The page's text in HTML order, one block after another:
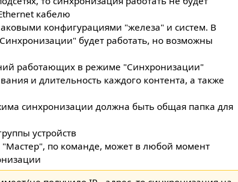
кабелю
конфигурациями "железа" и систем. В
будет работать, но возможны
работающих в режиме "Синхронизации"
и длительность каждого контента, а также
синхронизации должна быть общая папка для
устройств
по команде, может в любой момент